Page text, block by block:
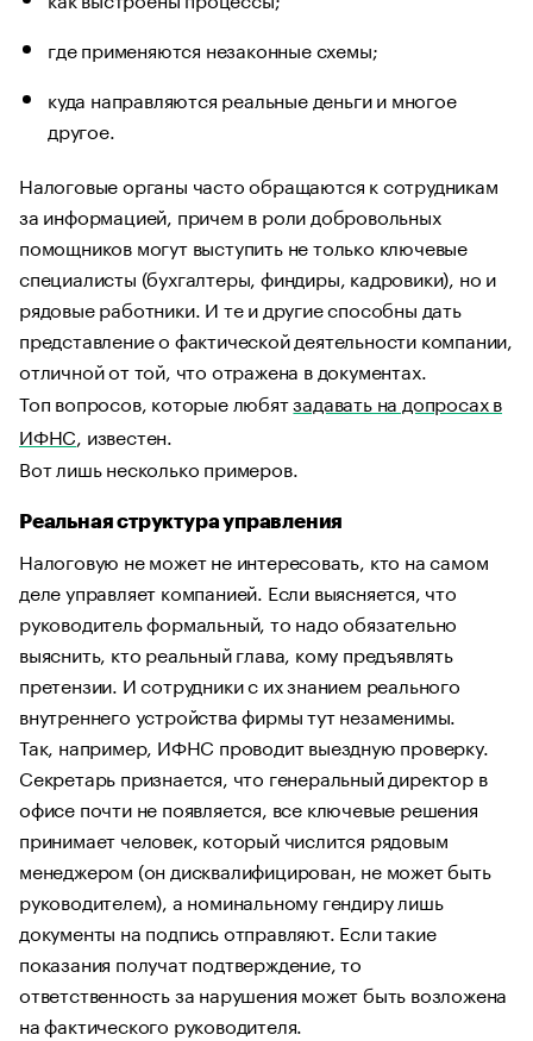
где применяются незаконные схемы;
куда направляются реальные деньги и многое
другое.
Налоговые органы часто обращаются к сотрудникам
за информацией, причем в роли добровольных
помощников могут выступить не только ключевые
специалисты (бухгалтеры, финдиры, кадровики), но и
рядовые работники. И те и другие способны дать
представление о фактической деятельности компании,
отличной от той, что отражена в документах.
Топ вопросов, которые любятзадавать на допросах в
ИФНС, известен.
Вот лишь несколько примеров.
Реальная структура управления
Налоговую не может не интересовать, кто на самом
деле управляет компанией. Если выясняется, что
руководитель формальный, то надо обязательно
выяснить, кто реальный глава, кому предъявлять
претензии. И сотрудники с их знанием реального
внутреннего устройства фирмы тут незаменимы.
Так, например, ИФНС проводит выездную проверку.
Секретарь признается, что генеральный директор в
офисе почти не появляется, все ключевые решения
принимает человек, который числится рядовым
менеджером (он дисквалифицирован, не может быть
руководителем), а номинальному гендиру лишь
документы на подпись отправляют. Если такие
показания получат подтверждение, то
ответственность за нарушения может быть возложена
на фактического руководителя.